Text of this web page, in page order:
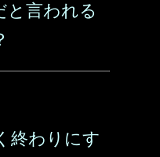
と言われる
終わりにす